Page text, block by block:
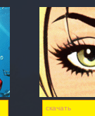
скачать